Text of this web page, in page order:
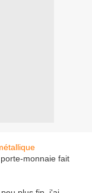
monnaie fait